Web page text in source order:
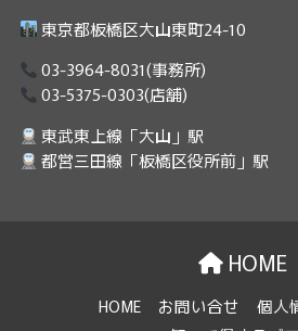
東京都板橋区大山東町24-10
03-3964-8031(事務所)
03-5375-0303(店舗)
東武東上線「大山」駅
都営三田線「板橋区役所前」駅
HOME
HOME お問い合せ
個人